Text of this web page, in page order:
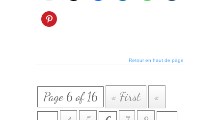
Retour en haut de page
Page 6 of 16 « First
«